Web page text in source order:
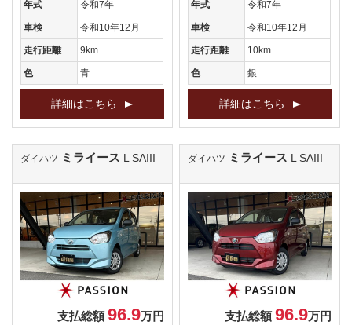
年式 令和7年
車検 令和10年12月
走行距離 9km
色 青
詳細はこちら
年式 令和7年
車検 令和10年12月
走行距離 10km
色 銀
詳細はこちら
ダイハツ ミライース L SAIII
支払総額96.9万円
ダイハツ ミライース L SAIII
支払総額96.9万円